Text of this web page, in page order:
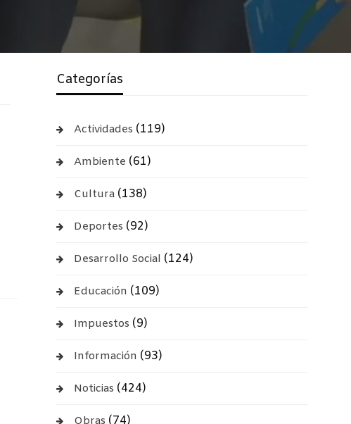
Categorías
Actividades (119)
Ambiente (61)
Cultura (138)
Deportes (92)
Desarrollo Social (124)
Educación (109)
Impuestos (9)
Información (93)
Noticias (424)
Obras (74)